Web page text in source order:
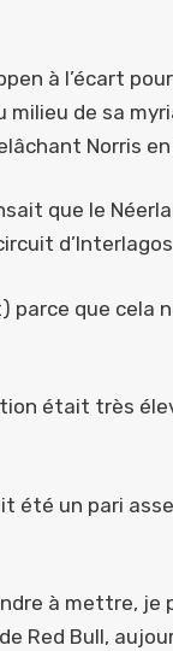
à l’écart
de sa
Norris
que le
parce que cela
était très
été un pari
à mettre, je
Red Bull,